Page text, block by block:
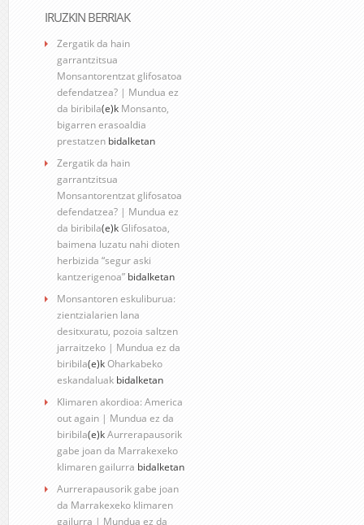
IRUZKIN BERRIAK
Zergatik da hain
garrantzitsua
Monsantorentzat glifosatoa
defendatzea? | Mundua ez
da biribila(e)k Monsanto,
bigarren erasoaldia
prestatzen bidalketan
Zergatik da hain
garrantzitsua
Monsantorentzat glifosatoa
defendatzea? | Mundua ez
da biribila(e)kGlifosatoa,
baimena luzatu nahi dioten
herbizida “segur aski
kantzerigenoa” bidalketan
Monsantoren eskuliburua:
zientzialarien lana
desitxuratu, pozoia saltzen
jarraitzeko | Mundua ez da
biribila(e)kOharkabeko
eskandaluak bidalketan
Klimaren akordioa: America
out again | Mundua ez da
biribila(e)kAurrerapausorik
gabe joan da Marrakexeko
klimaren gailurra bidalketan
Aurrerapausorik gabe joan
da Marrakexeko klimaren
gailurra | Mundua ez da